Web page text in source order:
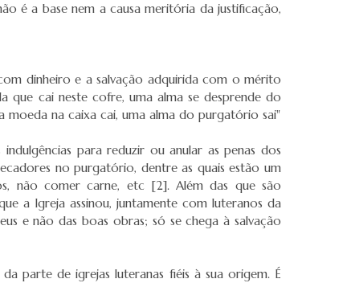
é a base nem a causa meritória da justificação,
dinheiro e a salvação adquirida com o mérito
que cai neste cofre, uma alma se desprende do
na caixa cai, uma alma do purgatório sai"
para reduzir ou anular as penas dos
no purgatório, dentre as quais estão um
não comer carne, etc [2]. Além das que são
a Igreja assinou, juntamente com luteranos da
e não das boas obras; só se chega à salvação
parte de igrejas luteranas fiéis à sua origem. É